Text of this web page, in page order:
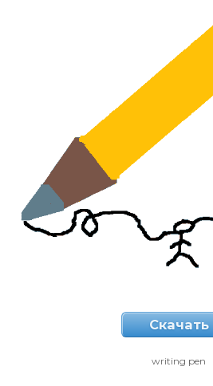
Скачать
writing pen